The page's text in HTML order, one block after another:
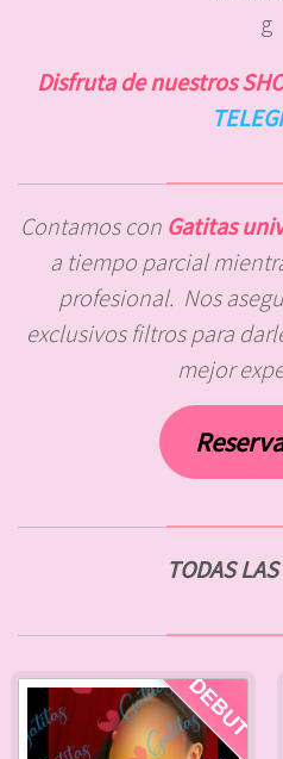
Disfruta de nuestros
Contamos conGatitas
a tiempo parcial
profesional. Nos
exclusivos filtros para
mejor
TODAS
DEBUT